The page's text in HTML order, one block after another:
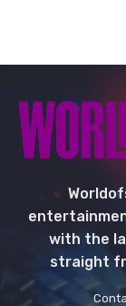
with the
straight